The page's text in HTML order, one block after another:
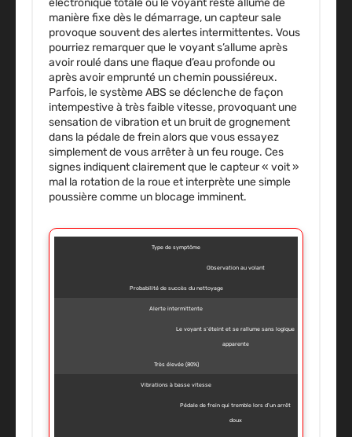
électronique totale où le voyant reste allumé de
manière fixe dès le démarrage, un capteur sale
provoque souvent des alertes intermittentes. Vous
pourriez remarquer que le voyant s’allume après
avoir roulé dans une flaque d’eau profonde ou
après avoir emprunté un chemin poussiéreux.
Parfois, le système ABS se déclenche de façon
intempestive à très faible vitesse, provoquant une
sensation de vibration et un bruit de grognement
dans la pédale de frein alors que vous essayez
simplement de vous arrêter à un feu rouge. Ces
signes indiquent clairement que le capteur « voit »
mal la rotation de la roue et interprète une simple
poussière comme un blocage imminent.
Type de symptôme
Observation au volant
Probabilité de succès du nettoyage
Alerte intermittente
Le voyant s’éteint et se rallume sans logique
apparente
Très élevée (80%)
Vibrations à basse vitesse
Pédale de frein qui tremble lors d’un arrêt
doux